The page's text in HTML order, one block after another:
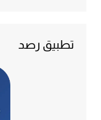
تطبيق رصد